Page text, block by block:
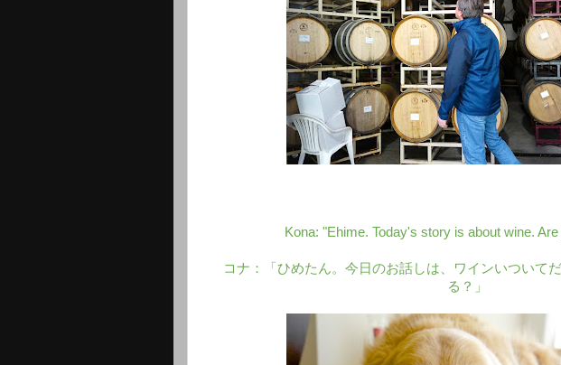
Kona: "Ehime. Today's story is about wine.
コナ：「ひめたん。今日のお話しは、ワインいついて
る？」